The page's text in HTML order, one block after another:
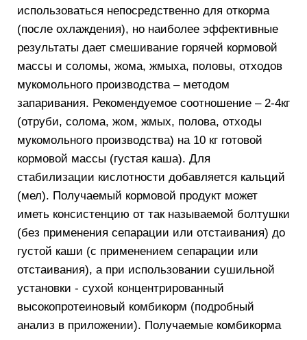
использоваться непосредственно для откорма
(после охлаждения), но наиболее эффективные
результаты дает смешивание горячей кормовой
массы и соломы, жома, жмыха, половы, отходов
мукомольного производства – методом
запаривания. Рекомендуемое соотношение – 2-4кг
(отруби, солома, жом, жмых, полова, отходы
мукомольного производства) на 10 кг готовой
кормовой массы (густая каша). Для
стабилизации кислотности добавляется кальций
(мел). Получаемый кормовой продукт может
иметь консистенцию от так называемой болтушки
(без применения сепарации или отстаивания) до
густой каши (с применением сепарации или
отстаивания), а при использовании сушильной
установки - сухой концентрированный
высокопротеиновый комбикорм (подробный
анализ в приложении). Получаемые комбикорма